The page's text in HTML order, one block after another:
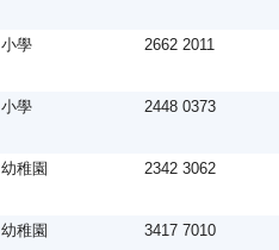
小學 2662 2011
小學 2448 0373
幼稚園 2342 3062
幼稚園 3417 7010